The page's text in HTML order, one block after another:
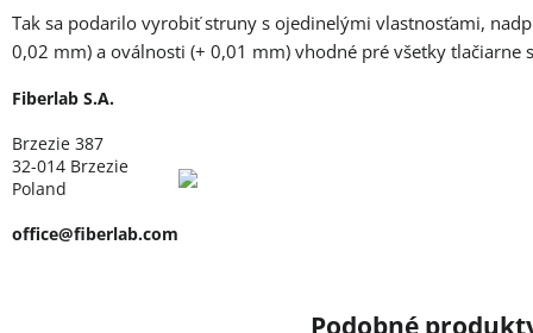
Tak sa podarilo vyrobiť struny s ojedinelými vlastnosťami,
0,02 mm) a oválnosti (+ 0,01 mm) vhodné pré všetky tlačiarne
Fiberlab S.A.
Brzezie 387
32-014 Brzezie
Poland
office@fiberlab.com